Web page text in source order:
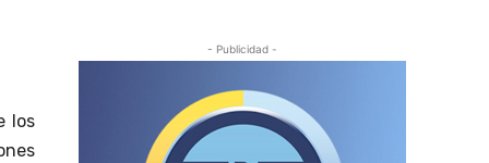
los
- Publicidad -